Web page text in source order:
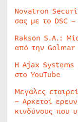
Novatron
σας με το DSC –
Rakson S.A.:
από την Golmar
Η Ajax Systems
στο YouTube
Μεγάλες
– Αρκετοί
κινδύνους που